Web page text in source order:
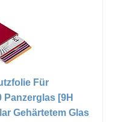
Für
Panzerglas [9H
Gehärtetem Glas